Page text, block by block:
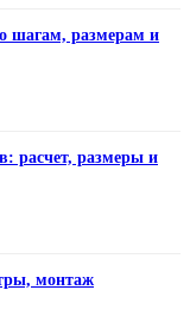
шагам, размерам и
расчет, размеры и
монтаж